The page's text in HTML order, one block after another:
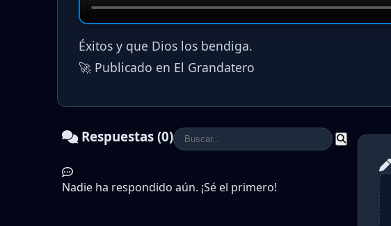
Éxitos y que Dios los bendiga.
🚀 Publicado en El Grandatero
Respuestas (0)
Nadie ha respondido aún. ¡Sé el primero!